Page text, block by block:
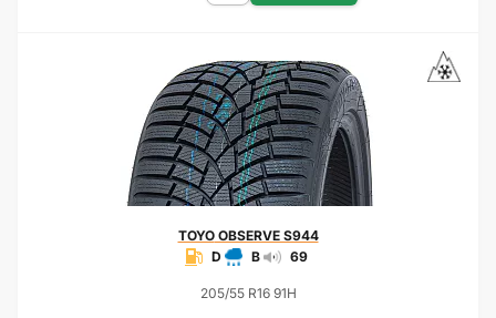
TOYOOBSERVE S944
D
B 69
205/55 R16 91H